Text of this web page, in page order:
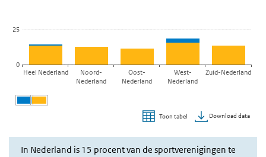
0
25
Heel Nederland
Noord-
Nederland
Oost-
Nederland
West-
Nederland
Zuid-Nederland
Toon tabel Download data
In Nederland is 15 procent van de sportverenigingen te